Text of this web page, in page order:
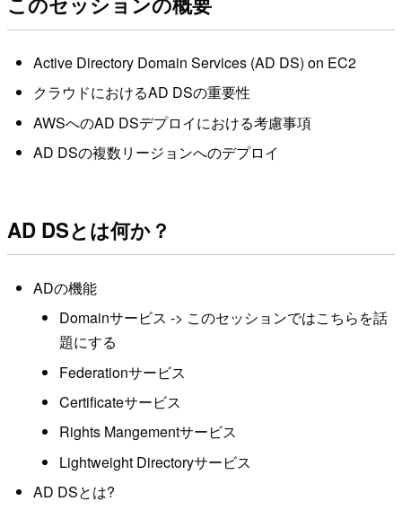
Active Directory Domain Services (AD DS) on EC2
クラウドにおけるAD DSの重要性
AWSへのAD DSデプロイにおける考慮事項
AD DSの複数リージョンへのデプロイ
AD DSとは何か？
ADの機能
Domainサービス -> このセッションではこちらを話
題にする
Federationサービス
Certificateサービス
Rights Mangementサービス
Lightweight Directoryサービス
AD DSとは?